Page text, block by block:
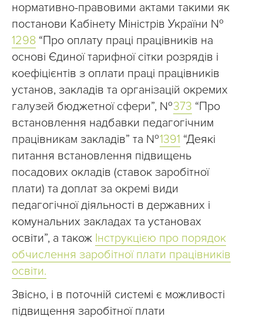
нормативно-правовими актами такими як
постанови Кабінету Міністрів України №
1298 “Про оплату праці працівників на
основі Єдиної тарифної сітки розрядів і
коефіцієнтів з оплати праці працівників
установ, закладів та організацій окремих
галузей бюджетної сфери”, №373 “Про
встановлення надбавки педагогічним
працівникам закладів” та №1391 “Деякі
питання встановлення підвищень
посадових окладів (ставок заробітної
плати) та доплат за окремі види
педагогічної діяльності в державних і
комунальних закладах та установах
освіти”, а також Інструкцією про порядок
обчислення заробітної плати працівників
освіти.
Звісно, і в поточній системі є можливості
підвищення заробітної плати